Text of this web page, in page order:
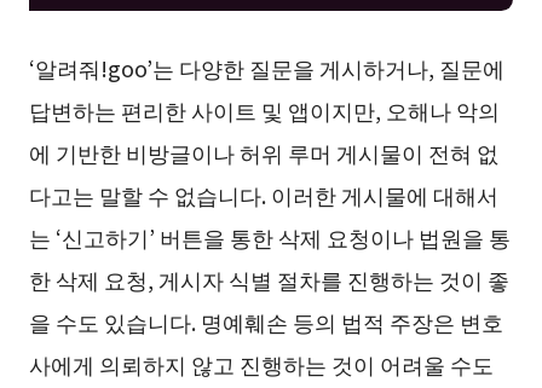
‘알려줘!goo’는 다양한 질문을 게시하거나, 질문에
답변하는 편리한 사이트 및 앱이지만, 오해나 악의
에 기반한 비방글이나 허위 루머 게시물이 전혀 없
다고는 말할 수 없습니다. 이러한 게시물에 대해서
는 ‘신고하기’ 버튼을 통한 삭제 요청이나 법원을 통
한 삭제 요청, 게시자 식별 절차를 진행하는 것이 좋
을 수도 있습니다. 명예훼손 등의 법적 주장은 변호
사에게 의뢰하지 않고 진행하는 것이 어려울 수도